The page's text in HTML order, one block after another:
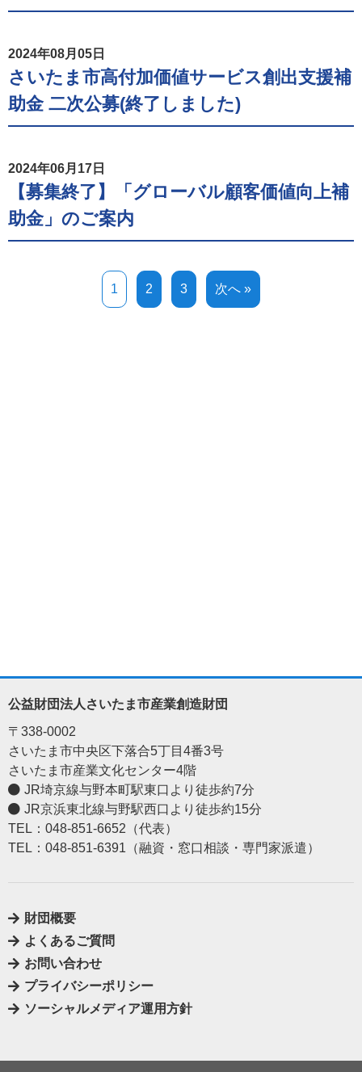
2024年08月05日
さいたま市高付加価値サービス創出支援補
助金 二次公募(終了しました)
2024年06月17日
【募集終了】「グローバル顧客価値向上補
助金」のご案内
1 2 3 次へ »
公益財団法人さいたま市産業創造財団
〒338-0002
さいたま市中央区下落合5丁目4番3号
さいたま市産業文化センター4階
JR埼京線与野本町駅東口より徒歩約7分
JR京浜東北線与野駅西口より徒歩約15分
TEL：048-851-6652（代表）
TEL：048-851-6391（融資・窓口相談・専門家派遣）
財団概要
よくあるご質問
お問い合わせ
プライバシーポリシー
ソーシャルメディア運用方針